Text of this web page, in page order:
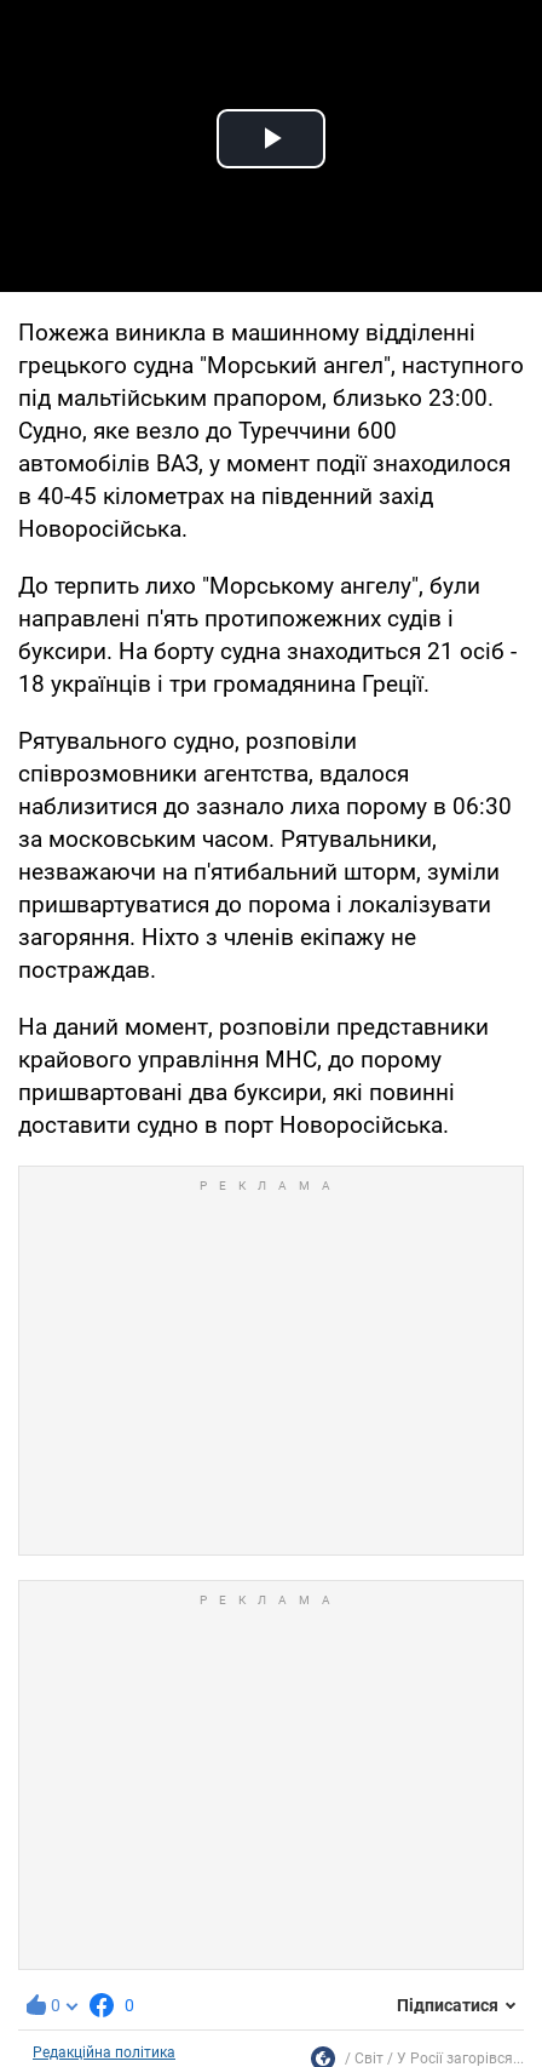
Play Video
Пожежа виникла в машинному відділенні
грецького судна "Морський ангел", наступного
під мальтійським прапором, близько 23:00.
Судно, яке везло до Туреччини 600
автомобілів ВАЗ, у момент події знаходилося
в 40-45 кілометрах на південний захід
Новоросійська.
До терпить лихо "Морському ангелу", були
направлені п'ять протипожежних судів і
буксири. На борту судна знаходиться 21 осіб -
18 українців і три громадянина Греції.
Рятувального судно, розповіли
співрозмовники агентства, вдалося
наблизитися до зазнало лиха порому в 06:30
за московським часом. Рятувальники,
незважаючи на п'ятибальний шторм, зуміли
пришвартуватися до порома і локалізувати
загоряння. Ніхто з членів екіпажу не
постраждав.
На даний момент, розповіли представники
крайового управління МНС, до порому
пришвартовані два буксири, які повинні
доставити судно в порт Новоросійська.
0 0 Підписатися
Редакційна політика Світ У Росії загорівся...